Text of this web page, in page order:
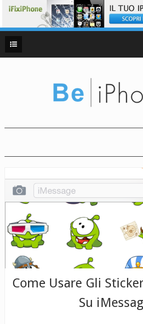
Come Usare Gli
Su